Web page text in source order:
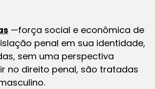
—força social e econômica de
penal em sua identidade,
sem uma perspectiva
no direito penal, são tratadas